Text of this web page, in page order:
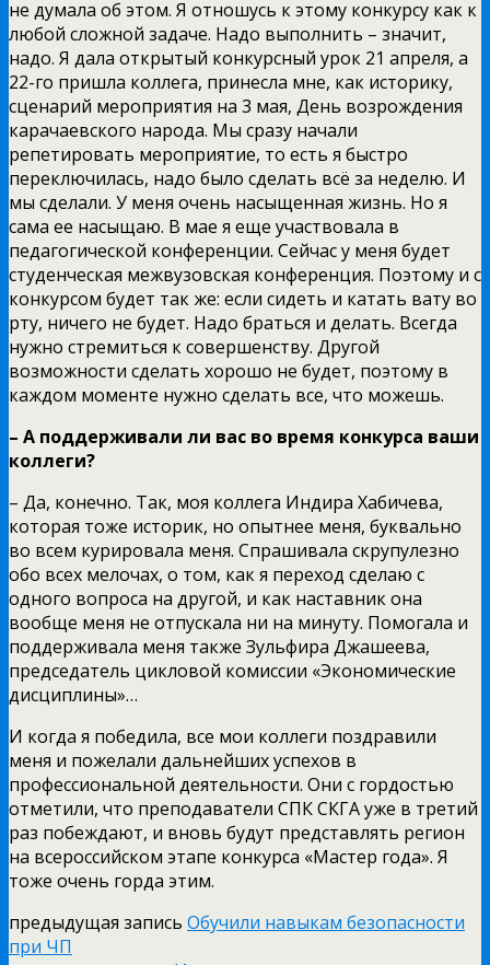
не думала об этом. Я отношусь к этому конкурсу как к
любой сложной задаче. Надо выполнить – значит,
надо. Я дала открытый конкурсный урок 21 апреля, а
22-го пришла коллега, принесла мне, как историку,
сценарий мероприятия на 3 мая, День возрождения
карачаевского народа. Мы сразу начали
репетировать мероприятие, то есть я быстро
переключилась, надо было сделать всё за неделю. И
мы сделали. У меня очень насыщенная жизнь. Но я
сама ее насыщаю. В мае я еще участвовала в
педагогической конференции. Сейчас у меня будет
студенческая межвузовская конференция. Поэтому и с
конкурсом будет так же: если сидеть и катать вату во
рту, ничего не будет. Надо браться и делать. Всегда
нужно стремиться к совершенству. Другой
возможности сделать хорошо не будет, поэтому в
каждом моменте нужно сделать все, что можешь.
– А поддерживали ли вас во время конкурса ваши
коллеги?
– Да, конечно. Так, моя коллега Индира Хабичева,
которая тоже историк, но опытнее меня, буквально
во всем курировала меня. Спрашивала скрупулезно
обо всех мелочах, о том, как я переход сделаю с
одного вопроса на другой, и как наставник она
вообще меня не отпускала ни на минуту. Помогала и
поддерживала меня также Зульфира Джашеева,
председатель цикловой комиссии «Экономические
дисциплины»…
И когда я победила, все мои коллеги поздравили
меня и пожелали дальнейших успехов в
профессиональной деятельности. Они с гордостью
отметили, что преподаватели СПК СКГА уже в третий
раз побеждают, и вновь будут представлять регион
на всероссийском этапе конкурса «Мастер года». Я
тоже очень горда этим.
предыдущая запись Обучили навыкам безопасности
при ЧП